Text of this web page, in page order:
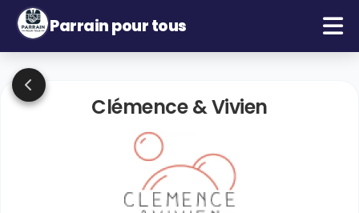
Parrain pour tous
Clémence & Vivien